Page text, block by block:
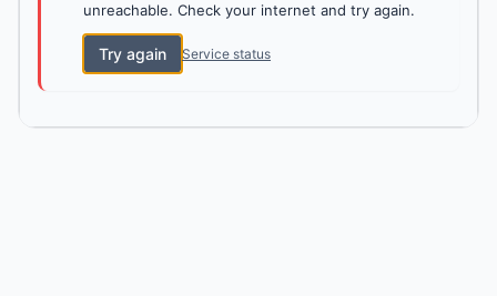
unreachable. Check your internet and try again.
Try again Service status